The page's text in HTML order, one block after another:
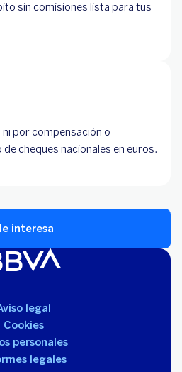
sin comisiones lista para tus
ni por compensación o
cheques nacionales en euros.
interesa
legal
Cookies
personales
legales